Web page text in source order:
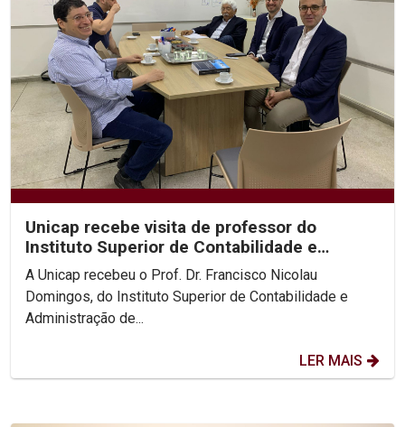
Unicap recebe visita de professor do
Instituto Superior de Contabilidade e
Administração de Lisboa
A Unicap recebeu o Prof. Dr. Francisco Nicolau
Domingos, do Instituto Superior de Contabilidade e
Administração de...
LER MAIS